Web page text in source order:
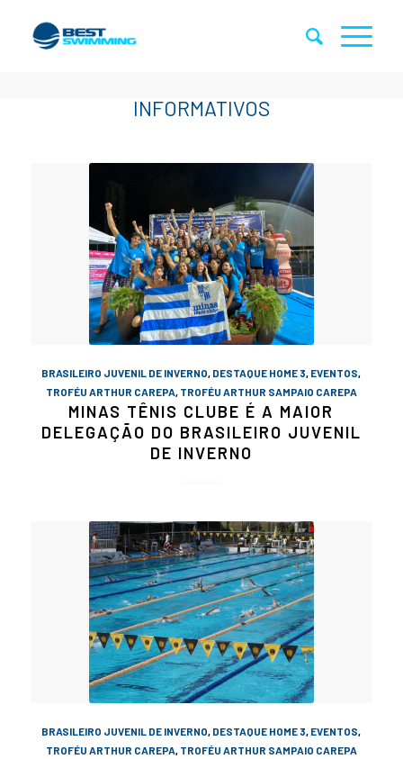
BRASILEIRO JUVENIL DE INVERNO, DESTAQUE HOME 3, EVENTOS,
TROFÉU ARTHUR CAREPA, TROFÉU ARTHUR SAMPAIO CAREPA
MINAS TÊNIS CLUBE É A MAIOR
DELEGAÇÃO DO BRASILEIRO JUVENIL
DE INVERNO
BRASILEIRO JUVENIL DE INVERNO, DESTAQUE HOME 3, EVENTOS,
TROFÉU ARTHUR CAREPA, TROFÉU ARTHUR SAMPAIO CAREPA